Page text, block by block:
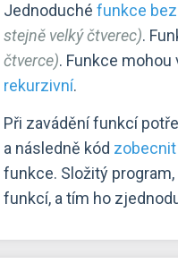
Jednoduché funkce
stejně velký čtverec).
čtverce). Funkce
rekurzivní.
Při zavádění funkcí
a následně kód zobecnit
funkce. Složitý
funkcí, a tím ho